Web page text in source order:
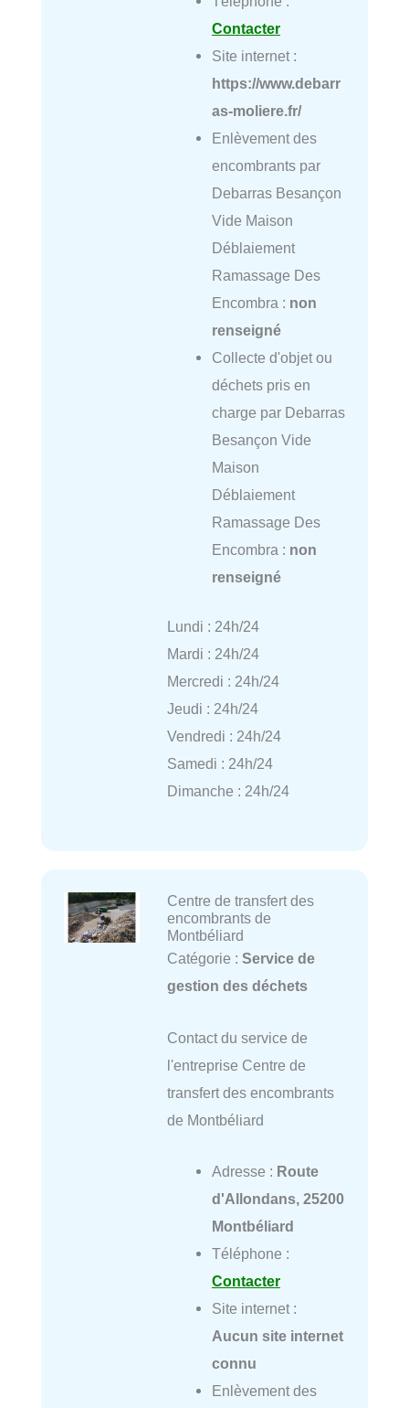
Contacter
Site internet :
https://www.debarr
as-moliere.fr/
Enlèvement des
encombrants par
Debarras Besançon
Vide Maison
Déblaiement
Ramassage Des
Encombra : non
renseigné
Collecte d'objet ou
déchets pris en
charge par Debarras
Besançon Vide
Maison
Déblaiement
Ramassage Des
Encombra : non
renseigné
Lundi : 24h/24
Mardi : 24h/24
Mercredi : 24h/24
Jeudi : 24h/24
Vendredi : 24h/24
Samedi : 24h/24
Dimanche : 24h/24
Centre de transfert des
encombrants de
Montbéliard
Catégorie : Service de
gestion des déchets
Contact du service de
l'entreprise Centre de
transfert des encombrants
de Montbéliard
Adresse : Route
d'Allondans, 25200
Montbéliard
Téléphone :
Contacter
Site internet :
Aucun site internet
connu
Enlèvement des